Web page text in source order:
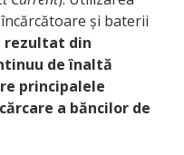
și baterii
rezultat din
de înaltă
principalele
a băncilor de